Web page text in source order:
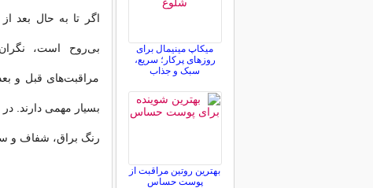
اگر تا به حال بعد
بی‌روح است، نگران
مراقبت‌های قبل و
بسیار مهمی دارند.
رنگ براق، شفاف و
میکاپ مینیمال برای
روزهای پرکار؛ سریع،
سبک و جذاب
بهترین روتین مراقبت از
پوست حساس